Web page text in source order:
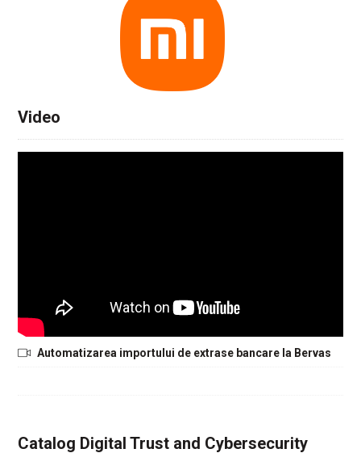
Video
Automatizarea importului de extrase bancare la Bervas
Catalog Digital Trust and Cybersecurity